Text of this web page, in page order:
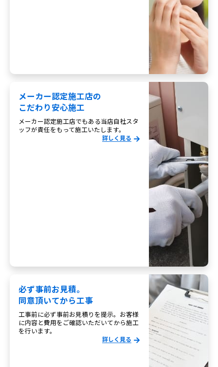
メーカー認定施工店の
こだわり安心施工
メーカー認定施工店でもある当店自社スタ
ッフが責任をもって施工いたします。
詳しく見る
必ず事前お見積。
同意頂いてから工事
工事前に必ず事前お見積りを提示。お客様
に内容と費用をご確認いただいてから施工
を行います。
詳しく見る